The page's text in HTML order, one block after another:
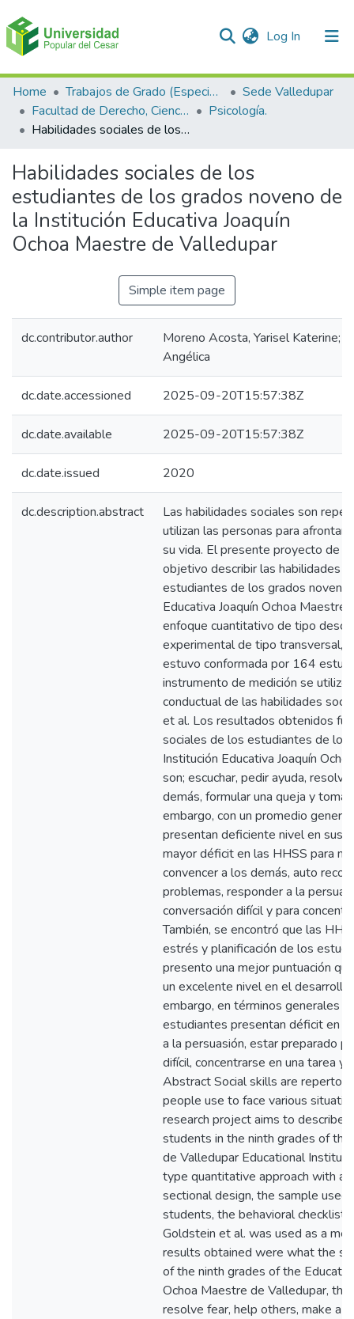
Log In (current)
Communities & Collections
All of DSpace
Home Trabajos de Grado (Especializaciones y Pregrados)
Sede Valledupar
Facultad de Derecho, Ciencias Políticas y Sociales.
Psicología.
Habilidades sociales de los estudiantes de los grados noveno de la Institución Educativa Joaquín Ochoa Maestre de Valledupar
Habilidades sociales de los
estudiantes de los grados noveno de
la Institución Educativa Joaquín
Ochoa Maestre de Valledupar
Simple item page
dc.contributor.author
Moreno Acosta, Yarisel Katerine;
Angélica
dc.date.accessioned 2025-09-20T15:57:38Z
dc.date.available 2025-09-20T15:57:38Z
dc.date.issued 2020
dc.description.abstract
Las habilidades sociales son
utilizan las personas para afrontar
su vida. El presente proyecto de
objetivo describir las habilidades
estudiantes de los grados noveno
Educativa Joaquín Ochoa Maestre
enfoque cuantitativo de tipo
experimental de tipo transversal,
estuvo conformada por 164
instrumento de medición se utilizó
conductual de las habilidades
et al. Los resultados obtenidos
sociales de los estudiantes de los
Institución Educativa Joaquín
son; escuchar, pedir ayuda,
demás, formular una queja y tomar
embargo, con un promedio
presentan deficiente nivel en sus
mayor déficit en las HHSS para
convencer a los demás, auto
problemas, responder a la
conversación difícil y para
También, se encontró que las
estrés y planificación de los
presento una mejor puntuación
un excelente nivel en el
embargo, en términos generales
estudiantes presentan déficit en
a la persuasión, estar preparado
difícil, concentrarse en una tarea
Abstract Social skills are
people use to face various
research project aims to describe
students in the ninth grades of the
de Valledupar Educational
type quantitative approach with a
sectional design, the sample
students, the behavioral checklist
Goldstein et al. was used as a
results obtained were what the
of the ninth grades of the
Ochoa Maestre de Valledupar,
resolve fear, help others, make a